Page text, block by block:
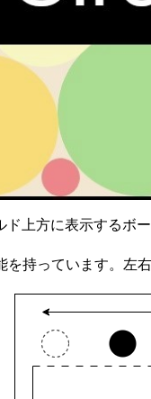
上方に表示するボー
持っています。左